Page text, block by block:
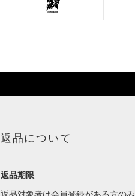
返品について
返品期限